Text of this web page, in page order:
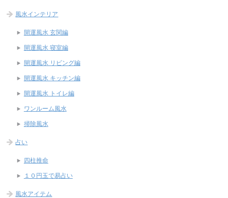
風水インテリア
開運風水 玄関編
開運風水 寝室編
開運風水 リビング編
開運風水 キッチン編
開運風水 トイレ編
ワンルーム風水
掃除風水
占い
四柱推命
１０円玉で易占い
風水アイテム